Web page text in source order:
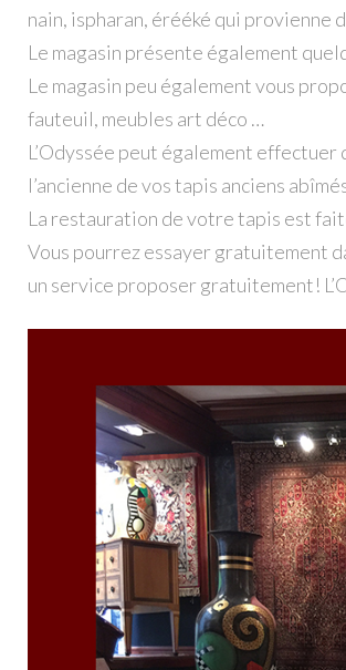
nain, ispharan, érééké qui provienne
Le magasin présente également
Le magasin peu également vous
fauteuil, meubles art déco …
L’Odyssée peut également
l’ancienne de vos tapis anciens
La restauration de votre tapis est
Vous pourrez essayer gratuitement
un service proposer gratuitement!